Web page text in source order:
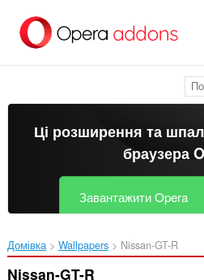
основного
Ці розширення та
браузера
Завантажити Opera
Домівка Wallpapers Nissan-GT-R‎
Nissan-GT-R